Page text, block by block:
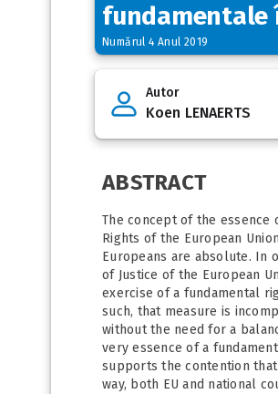
fundamentale
Numărul 4 Anul 2019
Autor
Koen LENAERTS
ABSTRACT
The concept of the essence
Rights of the European
Europeans are absolute. In
of Justice of the European
exercise of a fundamental
such, that measure is
without the need for a
very essence of a
supports the contention
way, both EU and national